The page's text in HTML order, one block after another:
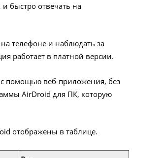
быстро отвечать на
телефоне и наблюдать за
работает в платной версии.
с помощью веб-приложения, без
AirDroid для ПК, которую
отображены в таблице.